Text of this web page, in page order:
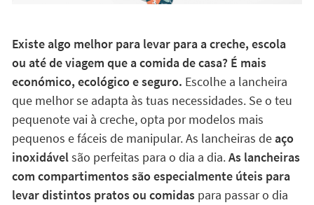
Existe algo melhor para levar para a creche, escola
ou até de viagem que a comida de casa? É mais
económico, ecológico e seguro. Escolhe a lancheira
que melhor se adapta às tuas necessidades. Se o teu
pequenote vai à creche, opta por modelos mais
pequenos e fáceis de manipular. As lancheiras deaço
inoxidávelsão perfeitas para o dia a dia.As lancheiras
com compartimentos são especialmente úteis para
levar distintos pratos ou comidaspara passar o dia